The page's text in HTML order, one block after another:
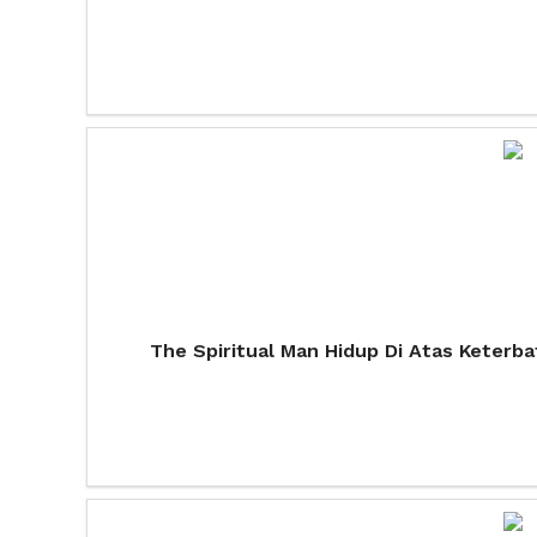
The Spiritual Man Hidup Di Atas